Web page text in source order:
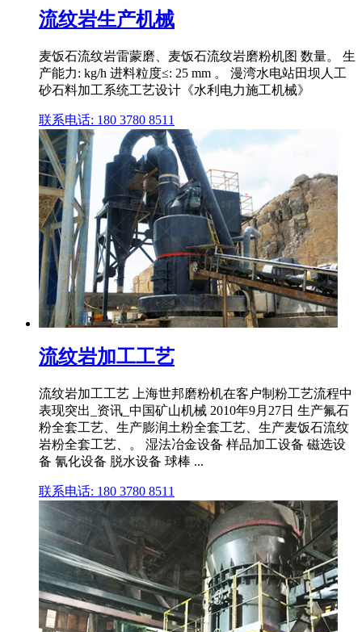
流纹岩生产机械
麦饭石流纹岩雷蒙磨、麦饭石流纹岩磨粉机图 数量。 生
产能力: kg/h 进料粒度≤: 25 mm 。 漫湾水电站田坝人工
砂石料加工系统工艺设计《水利电力施工机械》
联系电话: 180 3780 8511
流纹岩加工工艺
流纹岩加工工艺 上海世邦磨粉机在客户制粉工艺流程中
表现突出_资讯_中国矿山机械 2010年9月27日 生产氟石
粉全套工艺、生产膨润土粉全套工艺、生产麦饭石流纹
岩粉全套工艺、。 湿法冶金设备 样品加工设备 磁选设
备 氰化设备 脱水设备 球棒 ...
联系电话: 180 3780 8511